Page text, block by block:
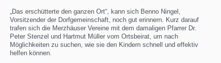
„Das erschütterte den ganzen Ort“, kann sich Benno Ningel,
Vorsitzender der Dorfgemeinschaft, noch gut erinnern. Kurz darauf
trafen sich die Merzhäuser Vereine mit dem damaligen Pfarrer Dr.
Peter Stenzel und Hartmut Müller vom Ortsbeirat, um nach
Möglichkeiten zu suchen, wie sie den Kindern schnell und effektiv
helfen können.